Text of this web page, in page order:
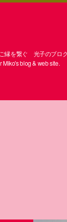
縁を繋ぐ 光子のブロ
Miko's blog & web site.